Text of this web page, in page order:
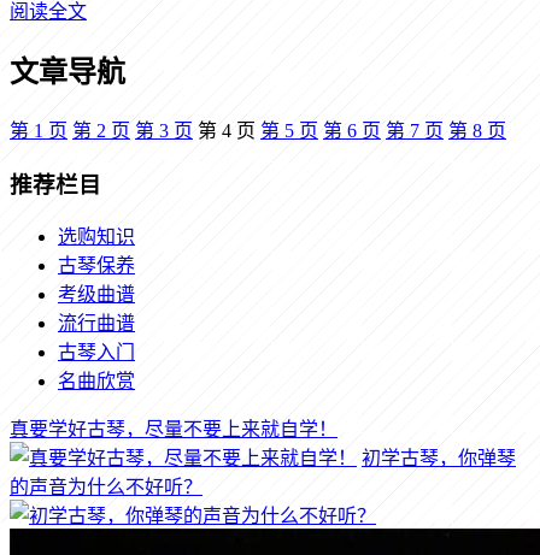
阅读全文
文章导航
第 1 页 第 2 页 第 3 页 第 4 页 第 5 页 第 6 页 第 7 页 第 8 页
推荐栏目
选购知识
古琴保养
考级曲谱
流行曲谱
古琴入门
名曲欣赏
真要学好古琴，尽量不要上来就自学！
初学古琴，你弹琴
的声音为什么不好听？